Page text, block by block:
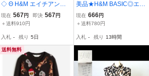
◇ Θ H&M エイチアンド
エム コットン100％ 半袖
ワーク シャツ サイズ38
現在 567 円 即決 567 円
＋送料910円
入札 - 残り 5日
美品★H&M BASIC◎エイ
チアンドエム/ケーブルニ
ット/長袖ニット/パープ
現在 666円
＋送料780円
入札 - 残り 13時間
送料無料